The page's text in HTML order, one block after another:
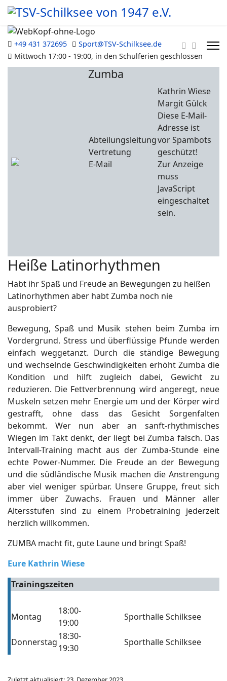
+49 431 372695
Sport@TSV-Schilksee.de
Mittwoch 17:00 - 19:00, in den Schulferien geschlossen
Zumba
Abteilungsleitung
Vertretung
E-Mail
Kathrin Wiese
Margit Gülck
Diese E-Mail-
Adresse ist
vor Spambots
geschützt!
Zur Anzeige
muss
JavaScript
eingeschaltet
sein.
Heiße Latinorhythmen
Habt ihr Spaß und Freude an Bewegungen zu heißen
Latinorhythmen aber habt Zumba noch nie
ausprobiert?
Bewegung, Spaß und Musik stehen beim Zumba im
Vordergrund. Stress und überflüssige Pfunde werden
einfach weggetanzt. Durch die ständige Bewegung
und wechselnde Geschwindigkeiten erhöht Zumba die
Kondition und hilft zugleich dabei, Gewicht zu
reduzieren. Die Fettverbrennung wird angeregt, neue
Muskeln setzen mehr Energie um und der Körper wird
gestrafft, ohne dass das Gesicht Sorgenfalten
bekommt. Wer nun aber an sanft-rhythmisches
Wiegen im Takt denkt, der liegt bei Zumba falsch. Das
Intervall-Training macht aus der Zumba-Stunde eine
echte Power-Nummer. Die Freude an der Bewegung
und die südländische Musik machen die Anstrengung
aber viel weniger spürbar. Unsere Gruppe, freut sich
immer über Zuwachs. Frauen und Männer aller
Altersstufen sind zu einem Probetraining jederzeit
herzlich willkommen.
ZUMBA macht fit, gute Laune und bringt Spaß!
Eure Kathrin Wiese
Trainingszeiten
Montag
18:00-
19:00
Sporthalle Schilksee
Donnerstag
18:30-
19:30
Sporthalle Schilksee